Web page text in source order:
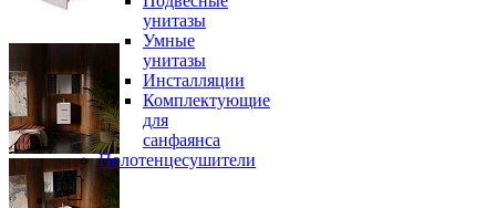
унитазы
Умные
унитазы
Инсталляции
Комплектующие
для
санфаянса
Полотенцесушители